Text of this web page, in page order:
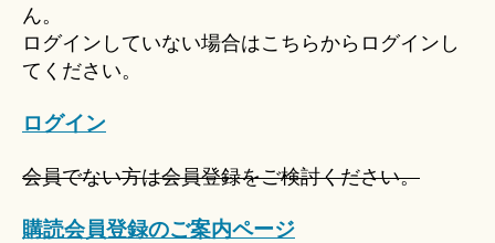
ん。
ログインしていない場合はこちらからログインし
てください。
ログイン
会員でない方は会員登録をご検討ください。
購読会員登録のご案内ページ